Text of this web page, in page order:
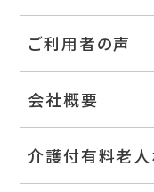
ご利用者の声
会社概要
介護付有料老人